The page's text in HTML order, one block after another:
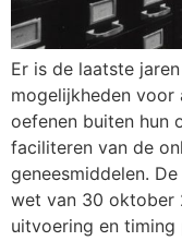
Er is de laatste
mogelijkheden
oefenen buiten hun
faciliteren van de
geneesmiddelen.
wet van 30 oktober
uitvoering en